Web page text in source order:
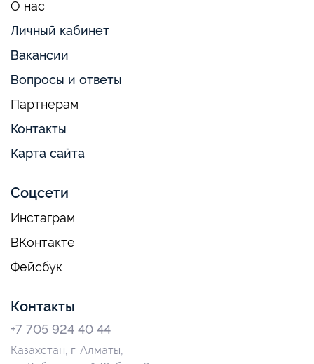
О нас
Личный кабинет
Вакансии
Вопросы и ответы
Партнерам
Контакты
Карта сайта
Соцсети
Инстаграм
ВКонтакте
Фейсбук
Контакты
+7 705 924 40 44
Казахстан, г. Алматы,